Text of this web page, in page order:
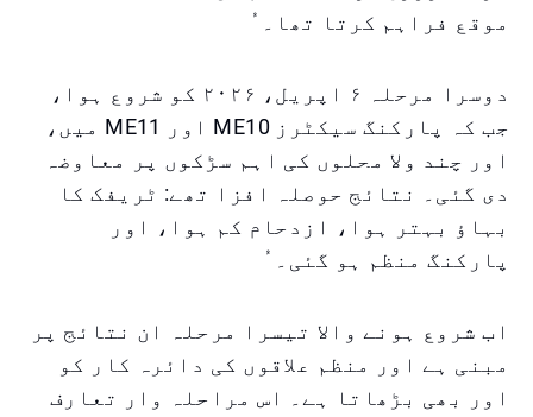
موقع فراہم کرتا تھا۔ ُ
دوسرا مرحلہ ۶ اپریل، ۲۰۲۶ کو شروع ہوا،
جب کہ پارکنگ سیکٹرز ME10 اور ME11 میں،
اور چند ولا محلوں کی اہم سڑکوں پر معاوضہ
دی گئی۔ نتائج حوصلہ افزا تھے: ٹریفک کا
بہاؤ بہتر ہوا، ازدحام کم ہوا، اور
پارکنگ منظم ہو گئی۔ ُ
اب شروع ہونے والا تیسرا مرحلہ ان نتائج پر
مبنی ہے اور منظم علاقوں کی دائرہ کار کو
اور بھی بڑھاتا ہے۔ اس مراحلہ وار تعارف